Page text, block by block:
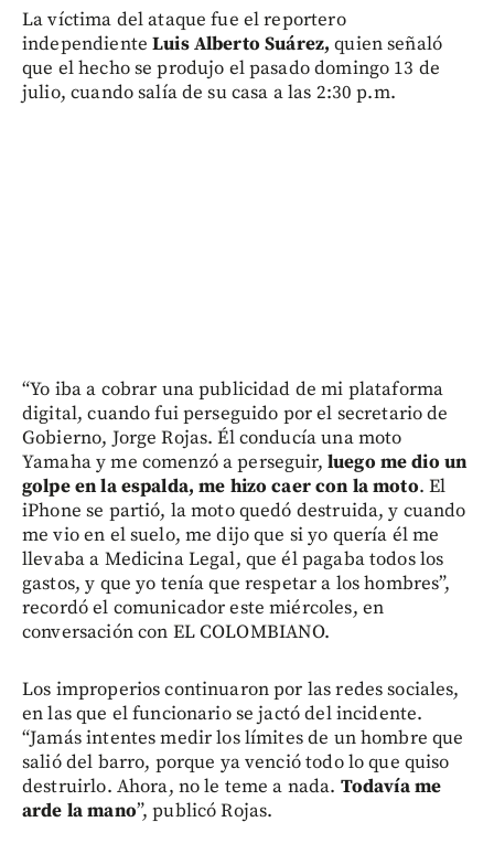
La víctima del ataque fue el reportero
independienteLuis Alberto Suárez, quien señaló
que el hecho se produjo el pasado domingo 13 de
julio, cuando salía de su casa a las 2:30 p.m.
“Yo iba a cobrar una publicidad de mi plataforma
digital, cuando fui perseguido por el secretario de
Gobierno, Jorge Rojas. Él conducía una moto
Yamaha y me comenzó a perseguir, luego me dio un
golpe en la espalda, me hizo caer con la moto. El
iPhone se partió, la moto quedó destruida, y cuando
me vio en el suelo, me dijo que si yo quería él me
llevaba a Medicina Legal, que él pagaba todos los
gastos, y que yo tenía que respetar a los hombres”,
recordó el comunicador este miércoles, en
conversación con EL COLOMBIANO.
Los improperios continuaron por las redes sociales,
en las que el funcionario se jactó del incidente.
“Jamás intentes medir los límites de un hombre que
salió del barro, porque ya venció todo lo que quiso
destruirlo. Ahora, no le teme a nada. Todavía me
arde la mano”, publicó Rojas.